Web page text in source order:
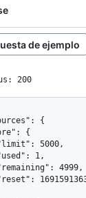
de ejemplo
200